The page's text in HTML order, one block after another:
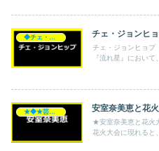
チェ・ジョンヒ
チェ・ジョンヒョプ
『流れ星』において
★◆★芸能人★◆★ 安室奈美恵と花
★安室奈美恵と花火
花火大会に現れると